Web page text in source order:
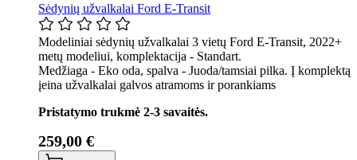
Sėdynių užvalkalai Ford E-Transit
Modeliniai sėdynių užvalkalai 3 vietų Ford E-Transit, 2022+
metų modeliui, komplektacija - Standart.
Medžiaga - Eko oda, spalva - Juoda/tamsiai pilka. Į komplektą
įeina užvalkalai galvos atramoms ir porankiams
Pristatymo trukmė 2-3 savaitės.
259,00 €